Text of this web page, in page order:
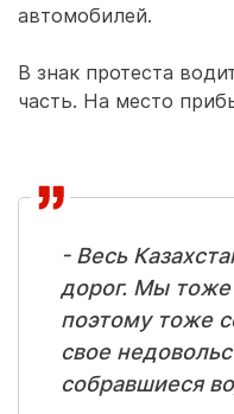
автомобилей.
В знак протеста
часть. На место
- Весь
дорог. Мы
поэтому тоже
свое
собравшиеся